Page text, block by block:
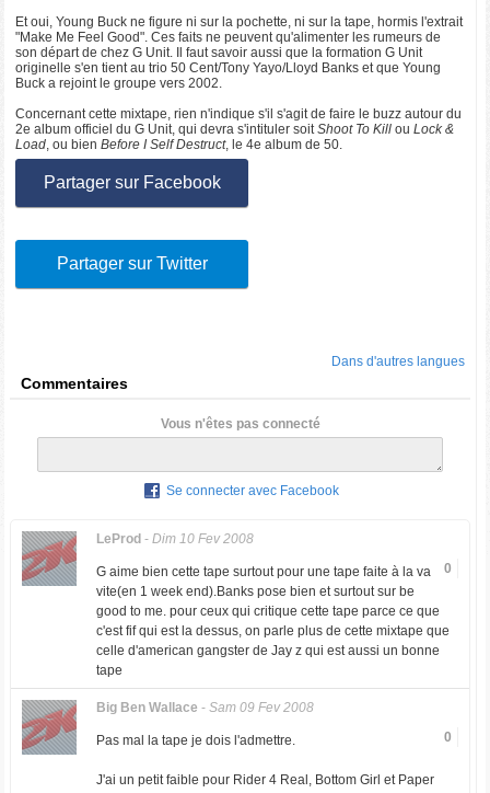
Et oui, Young Buck ne figure ni sur la pochette, ni sur la tape, hormis l'extrait
"Make Me Feel Good". Ces faits ne peuvent qu'alimenter les rumeurs de
son départ de chez G Unit. Il faut savoir aussi que la formation G Unit
originelle s'en tient au trio 50 Cent/Tony Yayo/Lloyd Banks et que Young
Buck a rejoint le groupe vers 2002.
Concernant cette mixtape, rien n'indique s'il s'agit de faire le buzz autour du
2e album officiel du G Unit, qui devra s'intituler soitShoot To Kill ouLock &
Load, ou bienBefore I Self Destruct, le 4e album de 50.
Partager sur Facebook
Partager sur Twitter
Dans d'autres langues
Commentaires
Vous n'êtes pas connecté
Se connecter avec Facebook
LeProd - Dim 10 Fev 2008
0
G aime bien cette tape surtout pour une tape faite à la va
vite(en 1 week end).Banks pose bien et surtout sur be
good to me. pour ceux qui critique cette tape parce ce que
c'est fif qui est la dessus, on parle plus de cette mixtape que
celle d'american gangster de Jay z qui est aussi un bonne
tape
Big Ben Wallace - Sam 09 Fev 2008
0
Pas mal la tape je dois l'admettre.
J'ai un petit faible pour Rider 4 Real, Bottom Girl et Paper